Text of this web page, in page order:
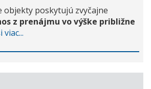
objekty poskytujú zvyčajne
z prenájmu vo výške približne